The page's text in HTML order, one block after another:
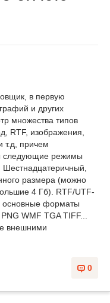
в первую
и других
множества типов
RTF, изображения,
т.д, причем
следующие режимы
размера (можно
4 Гб). RTF/UTF-
основные форматы
WMF TGA TIFF...
внешними
0